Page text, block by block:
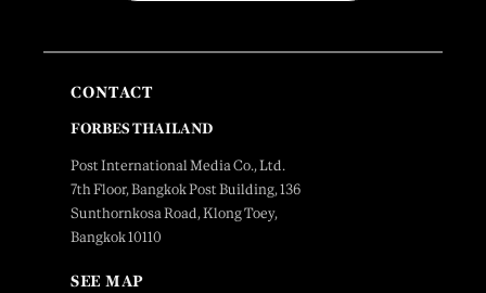
CONTACT
FORBES THAILAND
Post International Media Co., Ltd.
7th Floor, Bangkok Post Building, 136
Sunthornkosa Road, Klong Toey,
Bangkok 10110
SEE MAP